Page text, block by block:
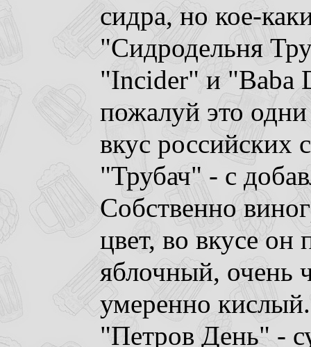
сидра, но кое-
"Сидродельня
"Incider" и "Baba
пожалуй это
вкус российских
"Трубач" - с
Собственно
цвет, во вкусе он
яблочный, очень
умеренно кислый.
"Петров День" -